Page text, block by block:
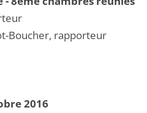
Boucher, rapporteur
2016